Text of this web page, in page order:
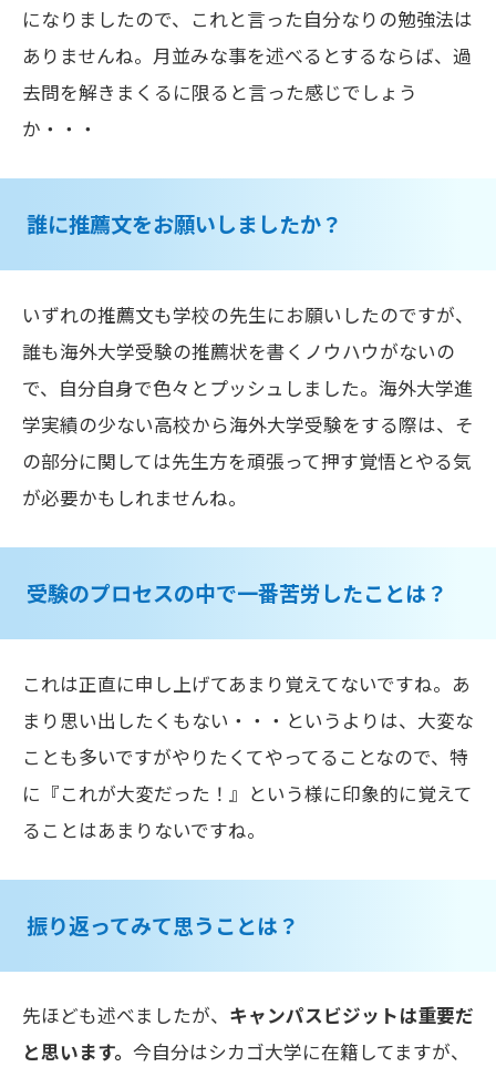
になりましたので、これと言った自分なりの勉強法は
ありませんね。月並みな事を述べるとするならば、過
去問を解きまくるに限ると言った感じでしょう
か・・・
誰に推薦文をお願いしましたか？
いずれの推薦文も学校の先生にお願いしたのですが、
誰も海外大学受験の推薦状を書くノウハウがないの
で、自分自身で色々とプッシュしました。海外大学進
学実績の少ない高校から海外大学受験をする際は、そ
の部分に関しては先生方を頑張って押す覚悟とやる気
が必要かもしれませんね。
受験のプロセスの中で一番苦労したことは？
これは正直に申し上げてあまり覚えてないですね。あ
まり思い出したくもない・・・というよりは、大変な
ことも多いですがやりたくてやってることなので、特
に『これが大変だった！』という様に印象的に覚えて
ることはあまりないですね。
振り返ってみて思うことは？
先ほども述べましたが、 キャンパスビジットは重要だ
と思います。 今自分はシカゴ大学に在籍してますが、